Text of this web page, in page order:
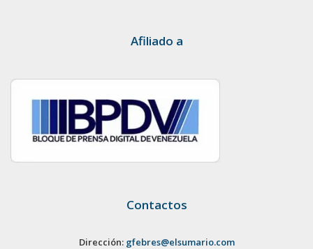
Afiliado a
Contactos
Dirección: gfebres@elsumario.com